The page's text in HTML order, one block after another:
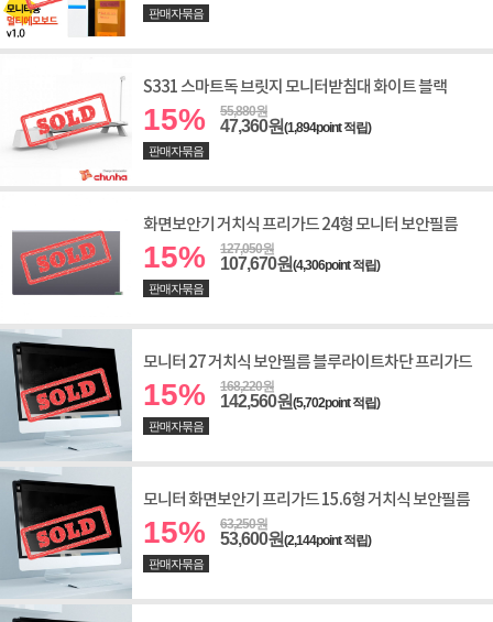
판매자묶음
S331 스마트독 브릿지 모니터받침대 화이트 블랙
15% 55,880원
47,360원(1,894point 적립)
판매자묶음
화면보안기 거치식 프리가드 24형 모니터 보안필름
15% 127,050원
107,670원(4,306point 적립)
판매자묶음
모니터 27 거치식 보안필름 블루라이트차단 프리가드
15% 168,220원
142,560원(5,702point 적립)
판매자묶음
모니터 화면보안기 프리가드 15.6형 거치식 보안필름
15% 63,250원
53,600원(2,144point 적립)
판매자묶음